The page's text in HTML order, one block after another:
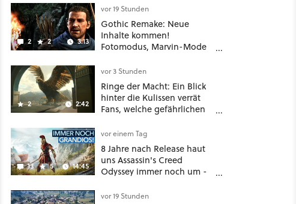
sogar eine richtige
Beschwörer-Klasse
2 2 3:13
vor 19 Stunden
Gothic Remake: Neue
Inhalte kommen!
Fotomodus, Marvin-Mode
2 2:42
vor 3 Stunden
Ringe der Macht: Ein Blick
hinter die Kulissen verrät
Fans, welche gefährlichen
warten
13 5 14:45
vor einem Tag
8 Jahre nach Release haut
uns Assassin's Creed
Odyssey immer noch um -
vor 19 Stunden